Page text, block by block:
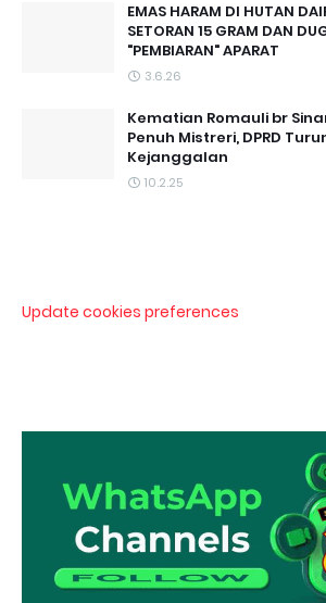
EMAS HARAM DI HUTAN
SETORAN 15 GRAM DAN
"PEMBIARAN" APARAT
3.6.26
Kematian Romauli br
Penuh Mistreri, DPRD
Kejanggalan
10.2.25
Update cookies preferences